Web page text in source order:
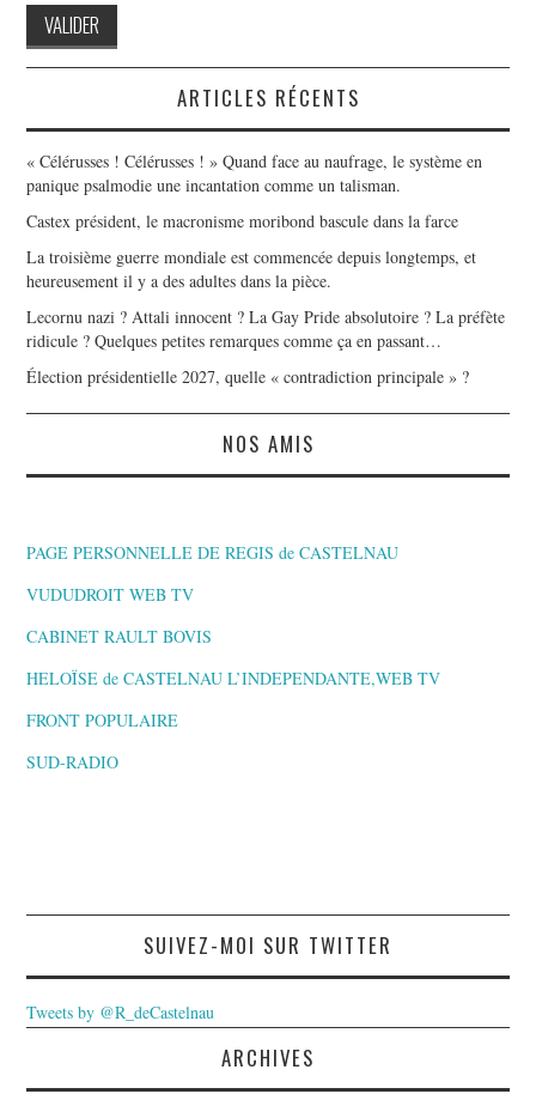
ARTICLES RÉCENTS
« Célérusses ! Célérusses ! » Quand face au naufrage, le système en
panique psalmodie une incantation comme un talisman.
Castex président, le macronisme moribond bascule dans la farce
La troisième guerre mondiale est commencée depuis longtemps, et
heureusement il y a des adultes dans la pièce.
Lecornu nazi ? Attali innocent ? La Gay Pride absolutoire ? La préfète
ridicule ? Quelques petites remarques comme ça en passant…
Élection présidentielle 2027, quelle « contradiction principale » ?
NOS AMIS
PAGE PERSONNELLE DE REGIS de CASTELNAU
VUDUDROIT WEB TV
CABINET RAULT BOVIS
HELOÏSE de CASTELNAU L’INDEPENDANTE,WEB TV
FRONT POPULAIRE
SUD-RADIO
SUIVEZ-MOI SUR TWITTER
Tweets by @R_deCastelnau
ARCHIVES